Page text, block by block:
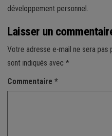
développement personnel.
Laisser un
Votre adresse e-mail ne sera pas
sont indiqués avec *
Commentaire *